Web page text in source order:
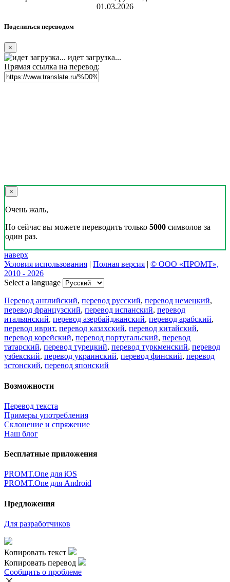
01.03.2026
Поделиться переводом
×
идет загрузка...
Прямая ссылка на перевод:
×
Очень жаль,
Но сейчас вы можете переводить только 5000 символов за
один раз.
наверх
Условия использования | Полная версия | © ООО «ПРОМТ»,
2010 - 2026
Select a language
Перевод английский, перевод русский, перевод немецкий,
перевод французский, перевод испанский, перевод
итальянский, перевод азербайджанский, перевод арабский,
перевод иврит, перевод казахский, перевод китайский,
перевод корейский, перевод португальский, перевод
татарский, перевод турецкий, перевод туркменский, перевод
узбекский, перевод украинский, перевод финский, перевод
эстонский, перевод японский
Возможности
Перевод текста
Примеры употребления
Склонение и спряжение
Наш блог
Бесплатные приложения
PROMT.One для iOS
PROMT.One для Android
Предложения
Для разработчиков
Копировать текст
Копировать перевод
Сообщить о проблеме